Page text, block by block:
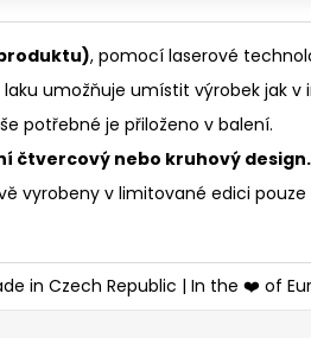
, pomocí laserové
umožňuje umístit výrobek jak v
potřebné je přiloženo v balení.
čtvercový nebo kruhový design.
vyrobeny v limitované edici pouze
in Czech Republic | In the ❤️ of